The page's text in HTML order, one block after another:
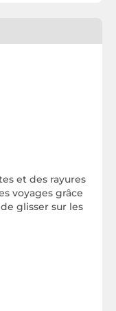
et des rayures
voyages grâce
glisser sur les